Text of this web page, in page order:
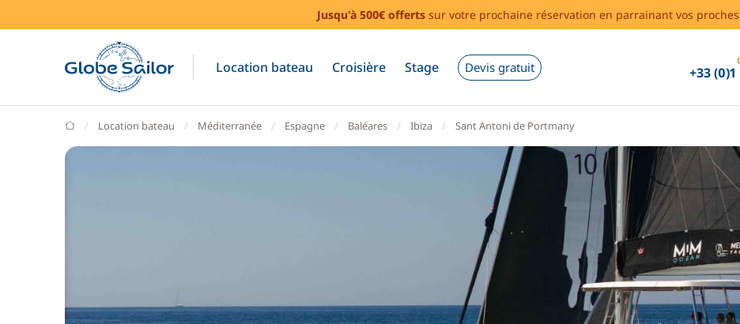
Jusqu'à 500€ offerts sur votre prochaine réservation en parrainant vos
Location bateau Croisière Stage Devis gratuit +33
GlobeSailor
Location bateau Méditerranée Espagne Baléares Ibiza Sant Antoni de Portmany